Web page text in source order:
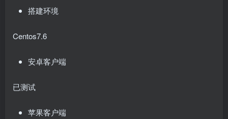
搭建环境
Centos7.6
安卓客户端
已测试
苹果客户端